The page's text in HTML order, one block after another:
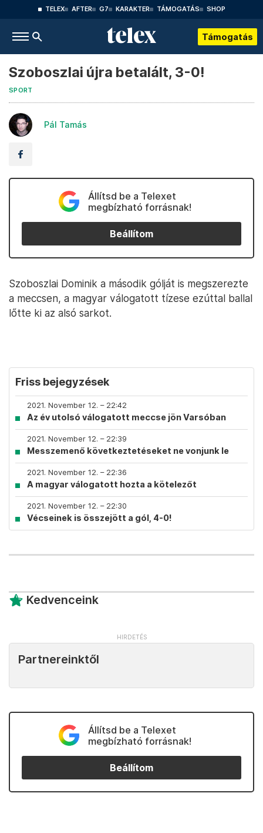
TELEX AFTER G7 KARAKTER TÁMOGATÁS SHOP
Támogatás
Szoboszlai újra betalált, 3-0!
SPORT
Pál Tamás
Állítsd be a Telexet
megbízható forrásnak!
Beállítom
Szoboszlai Dominik a második gólját is megszerezte
a meccsen, a magyar válogatott tízese ezúttal ballal
lőtte ki az alsó sarkot.
Friss bejegyzések
2021. November 12. – 22:42
Az év utolsó válogatott meccse jön Varsóban
2021. November 12. – 22:39
Messzemenő következtetéseket ne vonjunk le
2021. November 12. – 22:36
A magyar válogatott hozta a kötelezőt
2021. November 12. – 22:30
Vécseinek is összejött a gól, 4-0!
Kedvenceink
Partnereinktől
Állítsd be a Telexet
megbízható forrásnak!
Beállítom